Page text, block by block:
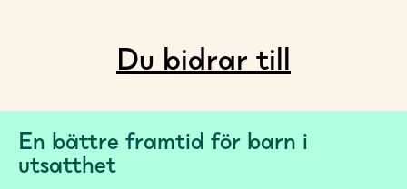
Du bidrar till
En bättre framtid för barn i
utsatthet